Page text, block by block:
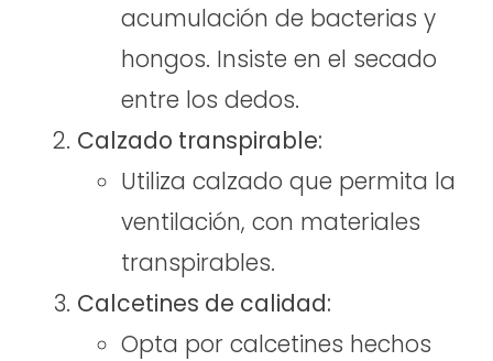
acumulación de bacterias y
hongos. Insiste en el secado
entre los dedos.
Calzado transpirable:
Utiliza calzado que permita la
ventilación, con materiales
transpirables.
Calcetines de calidad:
Opta por calcetines hechos